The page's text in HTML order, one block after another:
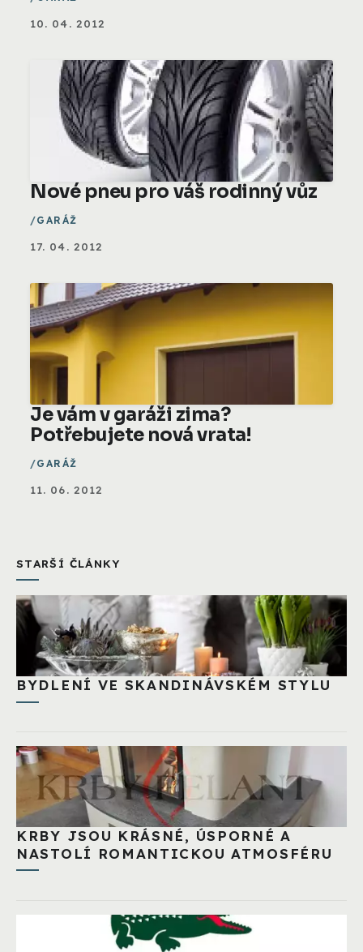
10. 04. 2012
Nové pneu pro váš rodinný vůz
GARÁŽ
17. 04. 2012
Je vám v garáži zima?
Potřebujete nová vrata!
GARÁŽ
11. 06. 2012
STARŠÍ ČLÁNKY
BYDLENÍ VE SKANDINÁVSKÉM STYLU
KRBY JSOU KRÁSNÉ, ÚSPORNÉ A
NASTOLÍ ROMANTICKOU ATMOSFÉRU